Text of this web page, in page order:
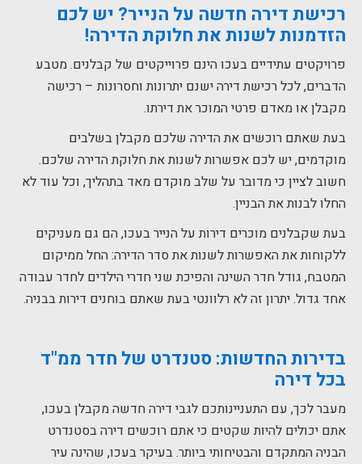
רכישת דירה חדשה על הנייר? יש לכם
הזדמנות לשנות את חלוקת הדירה!
פרויקטים עתידיים בעכו הינם פרוייקטים של קבלנים. מטבע
הדברים, לכל רכישת דירה ישנם יתרונות וחסרונות – רכישה
מקבלן או מאדם פרטי המוכר את דירתו.
בעת שאתם רוכשים את הדירה שלכם מקבלן בשלבים
מוקדמים, יש לכם אפשרות לשנות את חלוקת הדירה שלכם.
חשוב לציין כי מדובר על שלב מוקדם מאד בתהליך, וכל עוד לא
החלו לבנות את הבניין.
בעת שקבלנים מוכרים דירות על הנייר בעכו, הם גם מעניקים
ללקוחות את האפשרות לשנות את סדר הדירה: החל ממיקום
המטבח, גודל חדר השינה והפיכת שני חדרי הילדים לחדר עבודה
אחד גדול. יתרון זה לא רלוונטי בעת שאתם בוחנים דירות בבניה.
בדירות החדשות: סטנדרט של חדר ממ"ד
בכל דירה
מעבר לכך, עם התעניינותכם לגבי דירה חדשה מקבלן בעכו,
אתם יכולים להיות שקטים כי אתם רוכשים דירה בסטנדרט
הבניה המתקדם והבטיחותי ביותר. בעיקר בעכו, שהינה עיר